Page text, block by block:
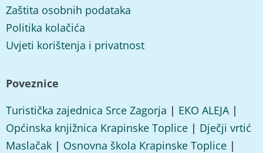
Zaštita osobnih podataka
Politika kolačića
Uvjeti korištenja i privatnost
Poveznice
Turistička zajednica Srce Zagorja | EKO ALEJA|
Općinska knjižnica Krapinske Toplice | Dječji vrtić
Maslačak | Osnovna škola Krapinske Toplice |